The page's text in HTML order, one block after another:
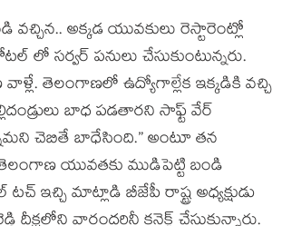
వచ్చిన.. అక్కడ యువకులు రెస్టారెంట్లో
లో సర్వర్ పనులు చేసుకుంటున్నరు.
తెలంగాణలో ఉద్యోగాల్లేక ఇక్కడికి వచ్చి
బాధ పడతారని సాఫ్ట్ వేర్
చెబితే బాధేసింది.” అంటూ త‌న
యువ‌త‌కు ముడిపెట్టి బండి
ఇచ్చి మాట్లాడి బీజేపీ రాష్ట్ర అధ్యక్షుడు